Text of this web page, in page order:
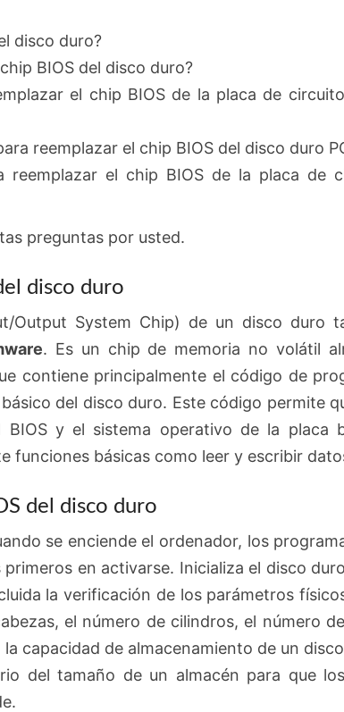
disco duro?
BIOS del disco duro?
el chip BIOS de la placa de
reemplazar el chip BIOS del disco duro
reemplazar el chip BIOS de la placa de
preguntas por usted.
disco duro
Output System Chip) de un disco duro
. Es un chip de memoria no volátil
contiene principalmente el código de
del disco duro. Este código permite
BIOS y el sistema operativo de la placa
funciones básicas como leer y escribir
del disco duro
se enciende el ordenador, los
en activarse. Inicializa el disco
la verificación de los parámetros
el número de cilindros, el número
capacidad de almacenamiento de un
del tamaño de un almacén para que